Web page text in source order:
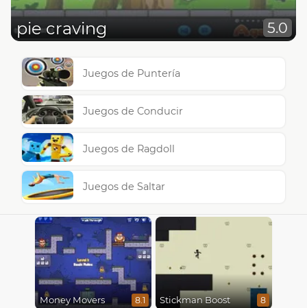
pie craving 5.0
Juegos de Puntería
Juegos de Conducir
Juegos de Ragdoll
Juegos de Saltar
Money Movers 8.1 Stickman Boost 8